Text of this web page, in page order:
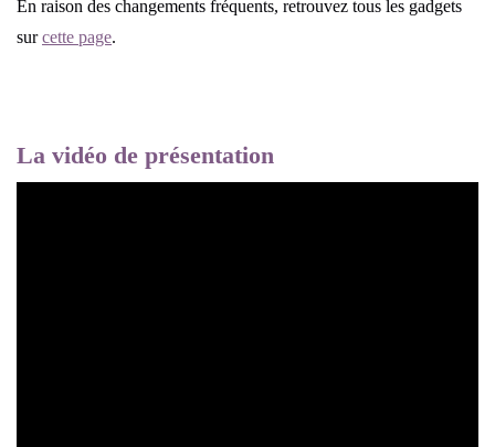
En raison des changements fréquents, retrouvez tous les gadgets
surcette page.
La vidéo de présentation